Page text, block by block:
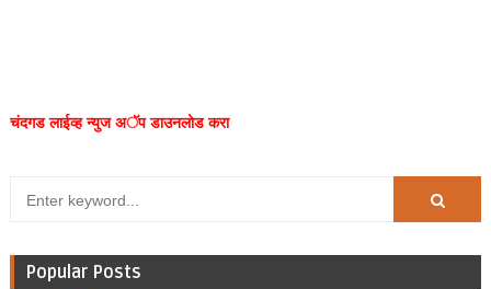
चंदगड लाईव्ह न्युज अॅप डाउनलोड करा
Popular Posts